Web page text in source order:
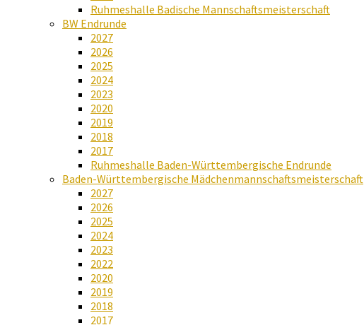
Ruhmeshalle Badische Mannschaftsmeisterschaft
BW Endrunde
2027
2026
2025
2024
2023
2020
2019
2018
2017
Ruhmeshalle Baden-Württembergische Endrunde
Baden-Württembergische Mädchenmannschaftsmeisterschaft
2027
2026
2025
2024
2023
2022
2020
2019
2018
2017